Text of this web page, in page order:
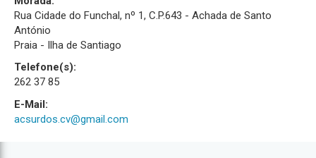
Rua Cidade do Funchal, nº 1, C.P.643 - Achada de Santo
António
Praia - Ilha de Santiago
Telefone(s):
262 37 85
E-Mail:
acsurdos.cv@gmail.com